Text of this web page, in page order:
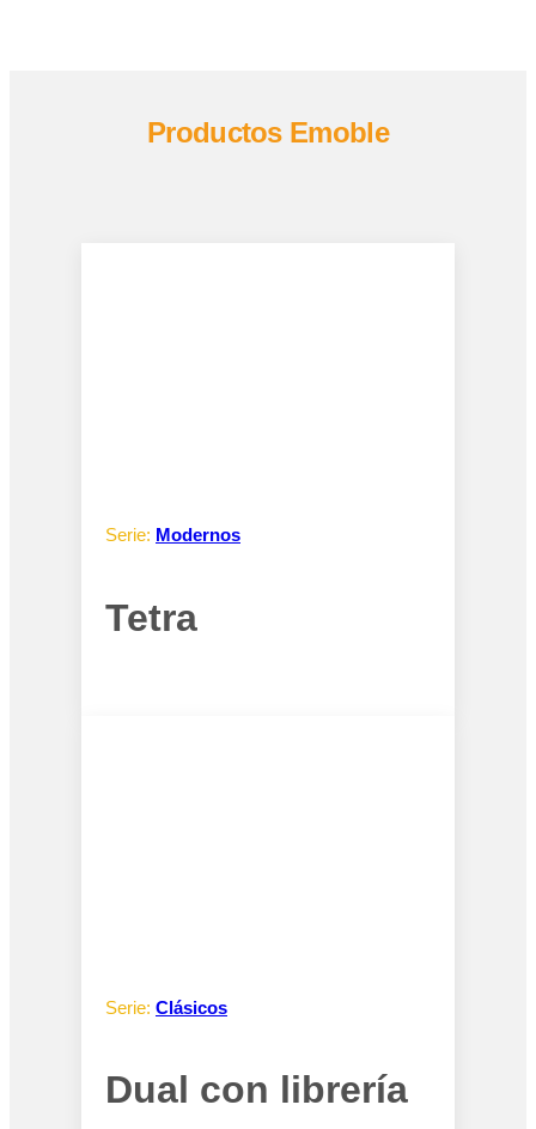
Productos Emoble
Serie: Modernos
Tetra
Serie: Clásicos
Dual con librería